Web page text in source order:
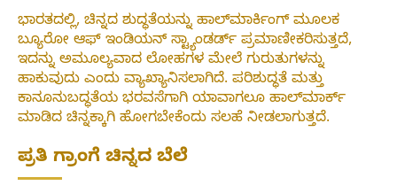
ಭಾರತದಲ್ಲಿ, ಚಿನ್ನದ ಶುದ್ಧತೆಯನ್ನು ಹಾಲ್‌ಮಾರ್ಕಿಂಗ್ ಮೂಲಕ
ಬ್ಯೂರೋ ಆಫ್ ಇಂಡಿಯನ್ ಸ್ಟ್ಯಾಂಡರ್ಡ್ ಪ್ರಮಾಣೀಕರಿಸುತ್ತದೆ,
ಇದನ್ನು ಅಮೂಲ್ಯವಾದ ಲೋಹಗಳ ಮೇಲೆ ಗುರುತುಗಳನ್ನು
ಹಾಕುವುದು ಎಂದು ವ್ಯಾಖ್ಯಾನಿಸಲಾಗಿದೆ. ಪರಿಶುದ್ಧತೆ ಮತ್ತು
ಕಾನೂನುಬದ್ಧತೆಯ ಭರವಸೆಗಾಗಿ ಯಾವಾಗಲೂ ಹಾಲ್‌ಮಾರ್ಕ್
ಮಾಡಿದ ಚಿನ್ನಕ್ಕಾಗಿ ಹೋಗಬೇಕೆಂದು ಸಲಹೆ ನೀಡಲಾಗುತ್ತದೆ.
ಪ್ರತಿ ಗ್ರಾಂಗೆ ಚಿನ್ನದ ಬೆಲೆ